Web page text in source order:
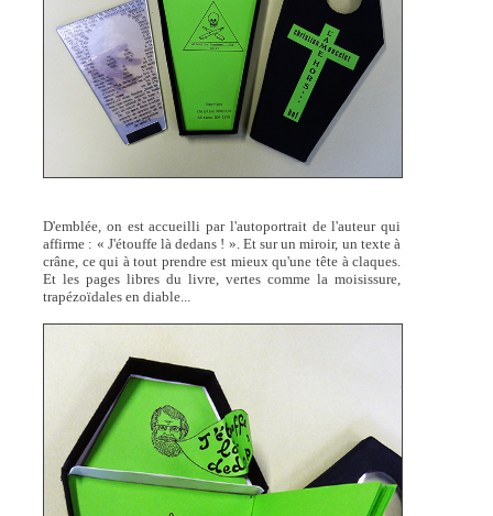
D'emblée, on est accueilli par l'autoportrait de l'auteur qui
affirme : « J'étouffe là dedans ! ». Et sur un miroir, un texte à
crâne, ce qui à tout prendre est mieux qu'une tête à claques.
Et les pages libres du livre, vertes comme la moisissure,
trapézoïdales en diable...